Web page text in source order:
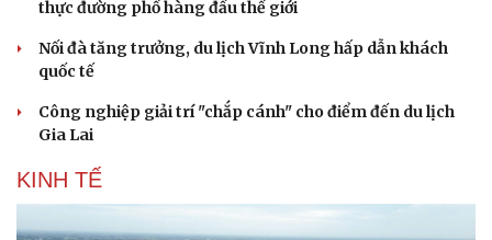
thực đường phố hàng đầu thế giới
Nối đà tăng trưởng, du lịch Vĩnh Long hấp dẫn khách
quốc tế
Công nghiệp giải trí "chắp cánh" cho điểm đến du lịch
Gia Lai
KINH TẾ